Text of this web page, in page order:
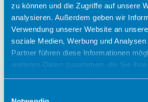
zu können und die Zugriffe auf unsere
analysieren. Außerdem geben wir
Verwendung unserer Website an
soziale Medien, Werbung und
Partner führen diese Informationen
weiteren Daten zusammen, die Sie
werden für Zwecke der Bearbeitung oder
Kontaktaufnahme zur betroffenen
erfolgt keine Weitergabe dieser
Dritte.
6. Routinemäßige Löschung und Sperrung
personenbezogenen Daten
Der für die Verarbeitung Verantwortliche